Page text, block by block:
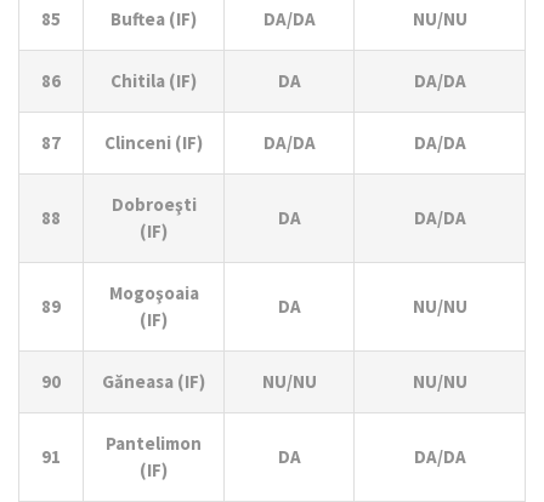
85 Buftea (IF) DA/DA NU/NU
86 Chitila (IF) DA DA/DA
87 Clinceni (IF) DA/DA DA/DA
88
Dobroeşti
(IF)
DA DA/DA
89
Mogoşoaia
(IF)
DA NU/NU
90 Găneasa (IF) NU/NU NU/NU
91
Pantelimon
(IF)
DA DA/DA